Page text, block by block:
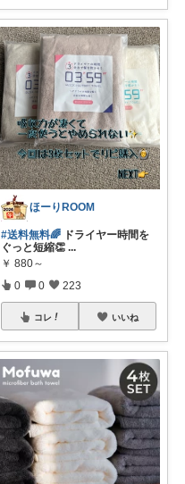
ほーりROOM
#送料無料🌈 ドライヤー時間を
ぐっと短縮👏 ...
￥ 880～
0 0 223
コレ いいね